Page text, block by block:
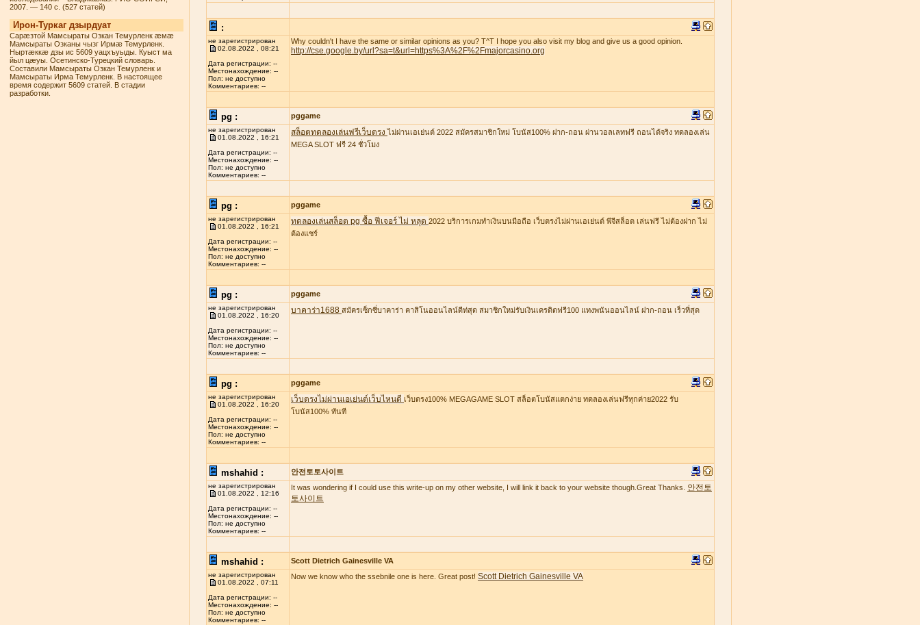
2007. — 140 с. (527 статей)
Ирон-Туркаг дзырдуат
Сарæзтой Мамсыраты Озкан Темурленк æмæ
Мамсыраты Озканы чызг Ирмæ Темурленк.
Ныртæккæ дзы ис 5609 уацхъуыды. Куыст ма
йыл цæуы. Осетинско-Турецкий словарь.
Составили Мамсыраты Озкан Темурленк и
Мамсыраты Ирма Темурленк. В настоящее
время содержит 5609 статей. В стадии
разработки.
:
не зарегистрирован
02.08.2022 , 08:21
Дата регистрации: --
Местонахождение: --
Пол: не доступно
Комментариев: --
Why couldn't I have the same or similar opinions as you? T^T I hope you also visit my blog and give us a good opinion.
http://cse.google.by/url?sa=t&url=https%3A%2F%2Fmajorcasino.org
pg : pggame
не зарегистрирован
01.08.2022 , 16:21
Дата регистрации: --
Местонахождение: --
Пол: не доступно
Комментариев: --
สล็อตทดลองเล่นฟรีเว็บตรงไม่ผ่านเอเย่นต์ 2022 สมัครสมาชิกใหม่ โบนัส100% ฝาก-ถอน ผ่านวอลเลทฟรี ถอนได้จริง ทดลองเล่น
MEGA SLOT ฟรี 24 ชั่วโมง
pg : pggame
не зарегистрирован
01.08.2022 , 16:21
Дата регистрации: --
Местонахождение: --
Пол: не доступно
Комментариев: --
ทดลองเล่นสล็อต pg ซื้อ ฟีเจอร์ ไม่ หลุด 2022 บริการเกมทำเงินบนมือถือ เว็บตรงไม่ผ่านเอเย่นต์ พีจีสล็อต เล่นฟรี ไม่ต้องฝาก ไม่
ต้องแชร์
pg : pggame
не зарегистрирован
01.08.2022 , 16:20
Дата регистрации: --
Местонахождение: --
Пол: не доступно
Комментариев: --
บาคาร่า1688 สมัครเซ็กซี่บาคาร่า คาสิโนออนไลน์ดีท่สุด สมาชิกใหม่รับเงินเครดิตฟรี100 แทงพนันออนไลน์ ฝาก-ถอน เร็วที่สุด
pg : pggame
не зарегистрирован
01.08.2022 , 16:20
Дата регистрации: --
Местонахождение: --
Пол: не доступно
Комментариев: --
เว็บตรงไม่ผ่านเอเย่นต์เว็บไหนดี เว็บตรง100% MEGAGAME SLOT สล็อตโบนัสแตกง่าย ทดลองเล่นฟรีทุกค่าย2022 รับ
โบนัส100% ทันที
mshahid : 안전토토사이트
не зарегистрирован
01.08.2022 , 12:16
Дата регистрации: --
Местонахождение: --
Пол: не доступно
Комментариев: --
It was wondering if I could use this write-up on my other website, I will link it back to your website though.Great Thanks. 안전토
토사이트
mshahid : Scott Dietrich Gainesville VA
не зарегистрирован
01.08.2022 , 07:11
Дата регистрации: --
Местонахождение: --
Пол: не доступно
Комментариев: --
Now we know who the ssebnile one is here. Great post! Scott Dietrich Gainesville VA